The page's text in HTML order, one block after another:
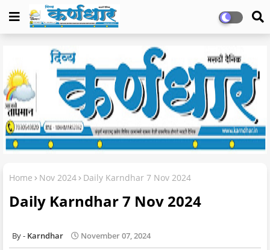
Home Nov 2024 Daily Karndhar 7 Nov 2024
Daily Karndhar 7 Nov 2024
Karndhar November 07, 2024